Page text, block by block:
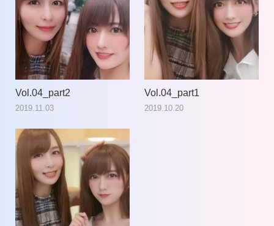
Vol.04_part2
2019.11.03
Vol.04_part1
2019.10.20